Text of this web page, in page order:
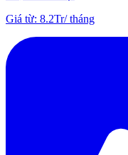
Giá từ: 8.2Tr/tháng